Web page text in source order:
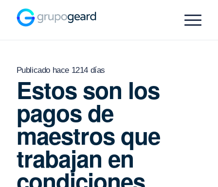
Publicado hace 1214 días
Estos son los
pagos de
maestros que
trabajan en